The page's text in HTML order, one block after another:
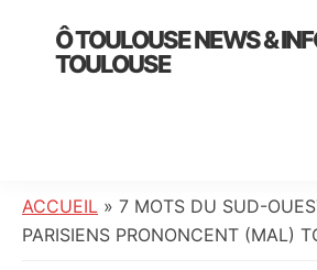
primary
Ô TOULOUSE NEWS &
TOULOUSE
:
info
ACCUEIL » 7 MOTS DU SUD-
PARISIENS PRONONCENT (MAL)